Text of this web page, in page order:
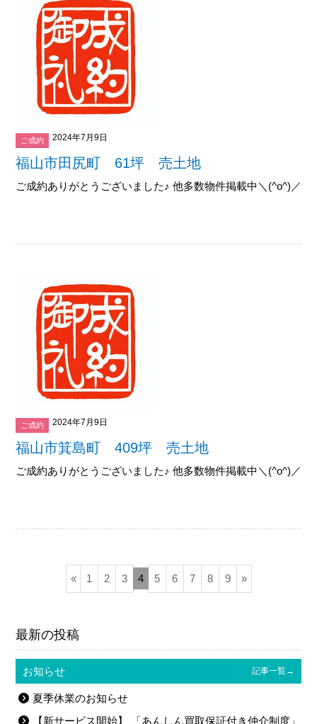
ご成約 2024年7月9日
福山市田尻町 61坪 売土地
ご成約ありがとうございました♪ 他多数物件掲載中＼(^o^)／
ご成約 2024年7月9日
福山市箕島町 409坪 売土地
ご成約ありがとうございました♪ 他多数物件掲載中＼(^o^)／
« 1 2 3 4 5 6 7 8 9 »
最新の投稿
お知らせ 記事一覧→
夏季休業のお知らせ
【新サービス開始】 「あんしん買取保証付き仲介制度」